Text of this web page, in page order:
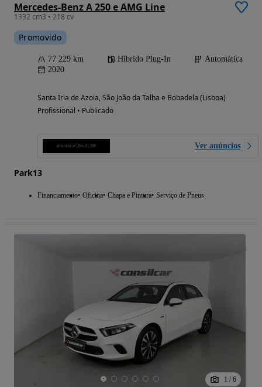
Mercedes-Benz A 250 e AMG Line
1332 cm3 • 218 cv
Promovido
77 229 km Híbrido Plug-In
Automática
2020
Santa Iria de Azoia, São João da Talha e Bobadela (Lisboa)
Profissional • Publicado
Ver anúncios
Park13
Financiamento Oficina Chapa e Pintura Serviço de Pneus
1 / 6